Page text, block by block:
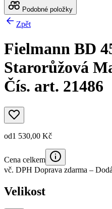
Podobné položky
Zpět
Fielmann BD
Starorůžová
Čís. art. 21486
od1 530,00 Kč
Cena celkem
vč. DPH Doprava zdarma –
Velikost